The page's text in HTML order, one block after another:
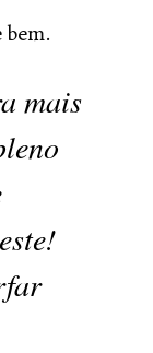
mais